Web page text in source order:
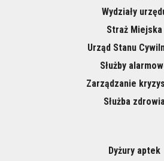
Wydziały
Straż Miejska
Urząd Stanu
Służby
Zarządzanie
Służba
Dyżury aptek